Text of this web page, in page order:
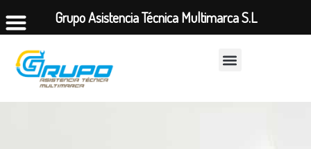
Grupo Asistencia Técnica Multimarca S.L